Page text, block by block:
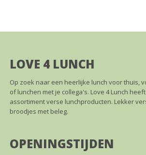
LOVE 4 LUNCH
Op zoek naar een heerlijke lunch voor thuis,
of lunchen met je collega's. Love 4 Lunch
assortiment verse lunchproducten. Lekker
broodjes met beleg.
OPENINGSTIJDEN